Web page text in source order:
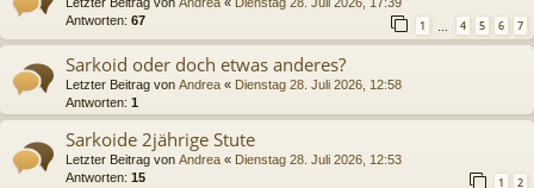
Antworten: 67 1 … 4 5 6 7
Sarkoid oder doch etwas anderes?
Letzter Beitrag von Andrea « Dienstag 28. Juli 2026, 12:58
Antworten: 1
Sarkoide 2jährige Stute
Letzter Beitrag von Andrea « Dienstag 28. Juli 2026, 12:53
Antworten: 15 1 2